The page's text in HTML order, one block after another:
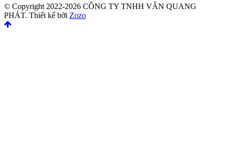
© Copyright 2022-2026 CÔNG TY TNHH VÂN QUANG
PHÁT. Thiết kế bởi Zozo